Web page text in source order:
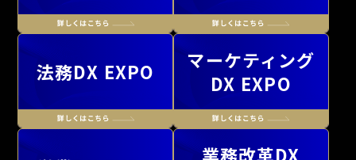
法務DX EXPO
マーケティング
DX EXPO
業務改革DX